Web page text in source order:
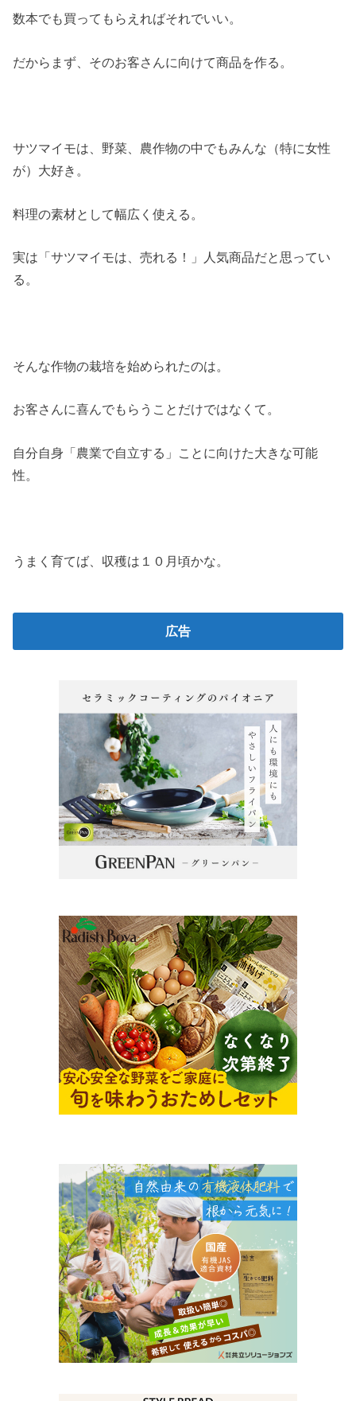
数本でも買ってもらえればそれでいい。
だからまず、そのお客さんに向けて商品を作る。
サツマイモは、野菜、農作物の中でもみんな（特に女性
が）大好き。
料理の素材として幅広く使える。
実は「サツマイモは、売れる！」人気商品だと思ってい
る。
そんな作物の栽培を始められたのは。
お客さんに喜んでもらうことだけではなくて。
自分自身「農業で自立する」ことに向けた大きな可能
性。
うまく育てば、収穫は１０月頃かな。
広告